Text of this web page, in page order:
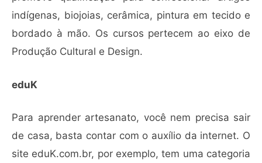
indígenas, biojoias, cerâmica, pintura em tecido e
bordado à mão. Os cursos pertecem ao eixo de
Produção Cultural e Design.
eduK
Para aprender artesanato, você nem precisa sair
de casa, basta contar com o auxílio da internet. O
site eduK.com.br, por exemplo, tem uma categoria